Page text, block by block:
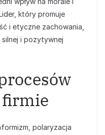
który promuje
i etyczne zachowania,
i pozytywnej
firmie
polaryzacja